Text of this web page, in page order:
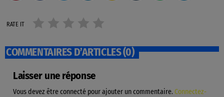
RATE IT
COMMENTAIRES D’ARTICLES (0)
Laisser une réponse
Vous devez être connecté pour ajouter un commentaire. Connectez-